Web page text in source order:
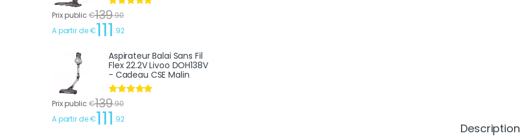
Description
Note
sur 5
Prix public €139.90
A partir de €111 .92
Aspirateur Balai Sans Fil
Flex 22.2V Livoo DOH138V
- Cadeau CSE Malin
Note
sur 5
Prix public €139.90
A partir de €111 .92